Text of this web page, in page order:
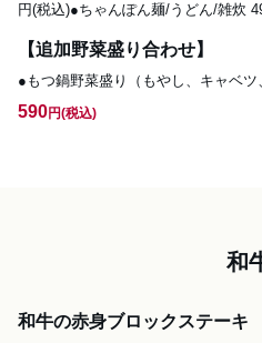
円(税込)●ちゃんぽん麺/うどん/雑炊
【追加野菜盛り合わせ】
●もつ鍋野菜盛り（もやし、キャベツ
590円(税込)
和
和牛の赤身ブロックステー